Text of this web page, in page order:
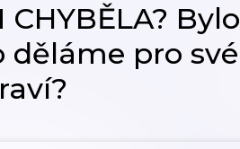
CHYBĚLA?
děláme pro